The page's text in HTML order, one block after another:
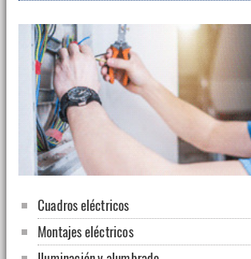
Cuadros eléctricos
Montajes eléctricos